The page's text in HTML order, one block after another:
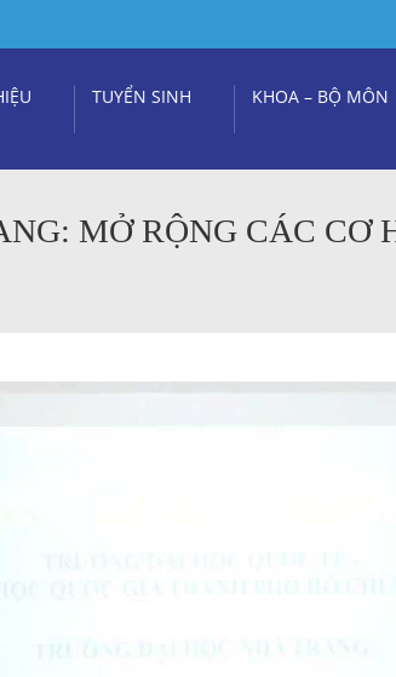
TUYỂN SINH KHOA – BỘ MÔN
MỞ RỘNG CÁC CƠ